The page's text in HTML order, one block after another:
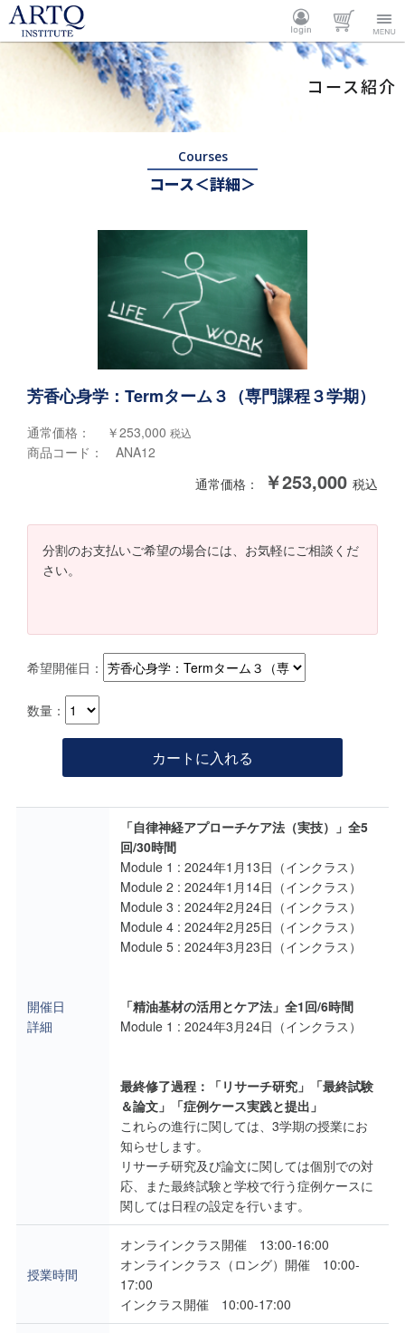
ARTQ
INSTITUTE
Menu
カート
ログイ
コース紹介
Courses
コース＜詳細＞
芳香心身学：Termターム３（専門課程３学期）
通常価格： ￥253,000税込
商品コード： ANA12
通常価格：
￥253,000 税込
分割のお支払いご希望の場合には、お気軽にご相談くだ
さい。
希望開催日：
数量：
カートに入れる
開催日
詳細
「自律神経アプローチケア法（実技）」全5
回/30時間
Module 1 : 2024年1月13日（インクラス）
Module 2 : 2024年1月14日（インクラス）
Module 3 : 2024年2月24日（インクラス）
Module 4 : 2024年2月25日（インクラス）
Module 5 : 2024年3月23日（インクラス）
「精油基材の活用とケア法」全1回/6時間
Module 1 : 2024年3月24日（インクラス）
最終修了過程：「リサーチ研究」「最終試験
＆論文」「症例ケース実践と提出」
これらの進行に関しては、3学期の授業にお
知らせします。
リサーチ研究及び論文に関しては個別での対
応、また最終試験と学校で行う症例ケースに
関しては日程の設定を行います。
授業時間
オンラインクラス開催 13:00-16:00
オンラインクラス（ロング）開催 10:00-
17:00
インクラス開催 10:00-17:00